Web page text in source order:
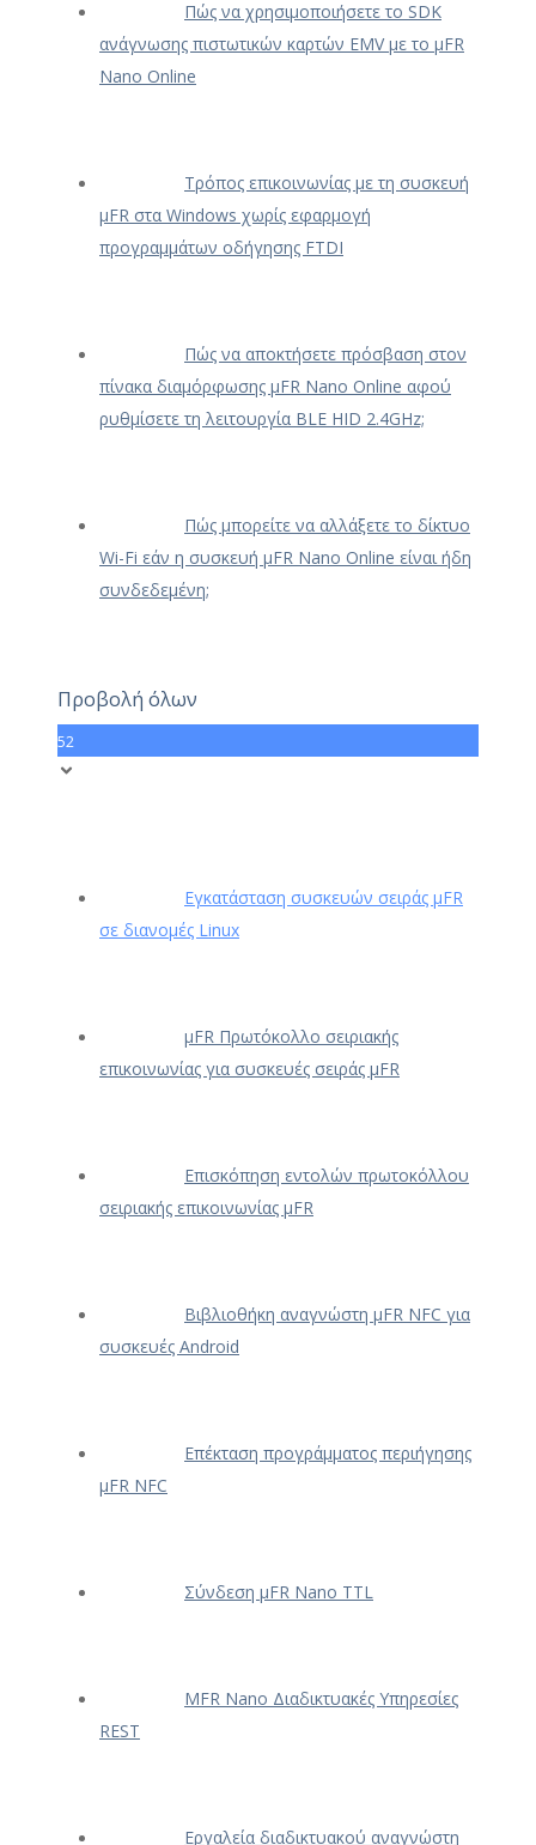
Πώς να χρησιμοποιήσετε το SDK
ανάγνωσης πιστωτικών καρτών EMV με το μFR
Nano Online
Τρόπος επικοινωνίας με τη συσκευή
μFR στα Windows χωρίς εφαρμογή
προγραμμάτων οδήγησης FTDI
Πώς να αποκτήσετε πρόσβαση στον
πίνακα διαμόρφωσης μFR Nano Online αφού
ρυθμίσετε τη λειτουργία BLE HID 2.4GHz;
Πώς μπορείτε να αλλάξετε το δίκτυο
Wi-Fi εάν η συσκευή μFR Nano Online είναι ήδη
συνδεδεμένη;
Προβολή όλων
52
Εγκατάσταση συσκευών σειράς μFR
σε διανομές Linux
μFR Πρωτόκολλο σειριακής
επικοινωνίας για συσκευές σειράς μFR
Επισκόπηση εντολών πρωτοκόλλου
σειριακής επικοινωνίας μFR
Βιβλιοθήκη αναγνώστη μFR NFC για
συσκευές Android
Επέκταση προγράμματος περιήγησης
μFR NFC
Σύνδεση μFR Nano TTL
ΜFR Nano Διαδικτυακές Υπηρεσίες
REST
Εργαλεία διαδικτυακού αναγνώστη